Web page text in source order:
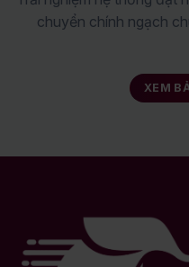
chuyển chính ngạch
XEM